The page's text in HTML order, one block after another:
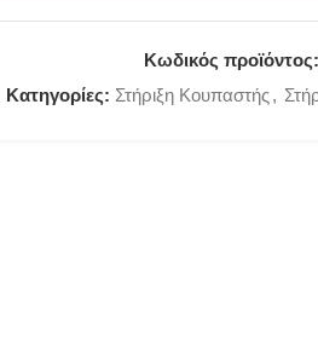
Κωδικός
Κατηγορίες: Στήριξη Κουπαστής,